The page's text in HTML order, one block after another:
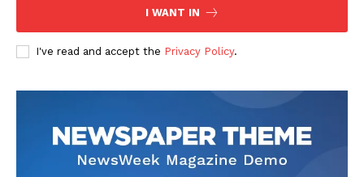
I WANT IN
I've read and accept the Privacy Policy.